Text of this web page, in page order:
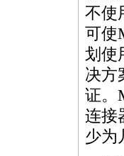
不使
可使
划使
决方
证。
连接
少为